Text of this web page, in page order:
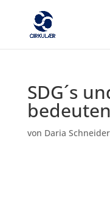
SDG´s
bedeuten
von Daria Schneider